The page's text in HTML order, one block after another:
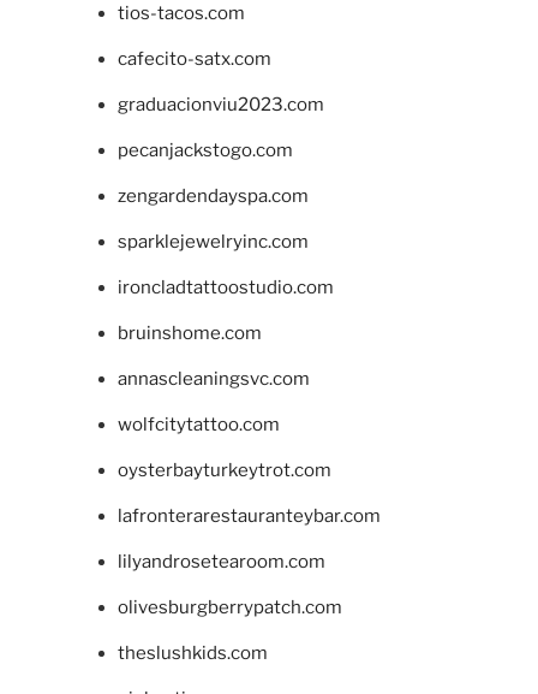
tios-tacos.com
cafecito-satx.com
graduacionviu2023.com
pecanjackstogo.com
zengardendayspa.com
sparklejewelryinc.com
ironcladtattoostudio.com
bruinshome.com
annascleaningsvc.com
wolfcitytattoo.com
oysterbayturkeytrot.com
lafronterarestauranteybar.com
lilyandrosetearoom.com
olivesburgberrypatch.com
theslushkids.com